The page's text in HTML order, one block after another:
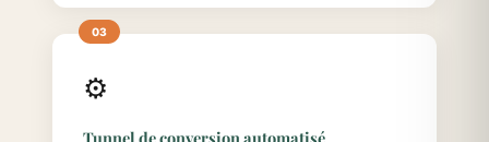
⚙️
Tunnel de conversion automatisé